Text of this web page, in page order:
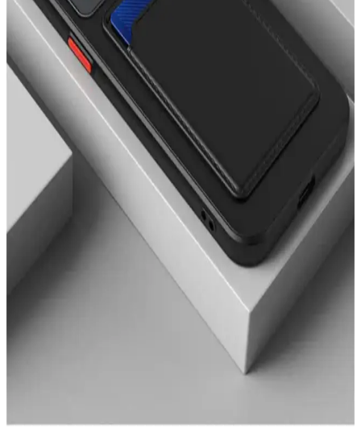
Fibaks iPhone 11 Kılıfı Karşılaştırması: Mat ve
Desenli Seçeneklerin Özellikleri ve Kullanıcı
Yorumları
İki popüler Fibaks iPhone 11 kılıfını karşılaştırıyoruz: mat yüzeyli ve
desenli modellerin özellikleri, kullanıcı yorumları ve kullanım
kolaylığı hakkında detaylar burada.
iPhone 14 Pro Max için en iyi silikon kılıf
karşılaştırması ve özellikleri
iPhone 14 Pro Max için Ayıcık ve Kediler tasarımlı silikon kılıfların
özellikleri, kullanıcı yorumları ve karşılaştırmasıyla en iyi seçimi
yapın.
iPhone 13 için en iyi aksesuarlar: Kamera koruyucu
ve şık kılıf karşılaştırması
Bu makalede, iPhone 13 için tasarlanmış EVAX taşlı lens koruyucu
ve Go Aksesuar kalp desenli kılıfı karşılaştırıyoruz. Hangi ürün
ihtiyaçlarınıza daha uygun? Koruma ve tasarım açısından detaylar
Fibaks Samsung Galaxy Tab A8 10.5 için en iyi kılıf
Fibaks Galaxy Tab A8 10.5 modeli için silikon ve kapaklı kılıf